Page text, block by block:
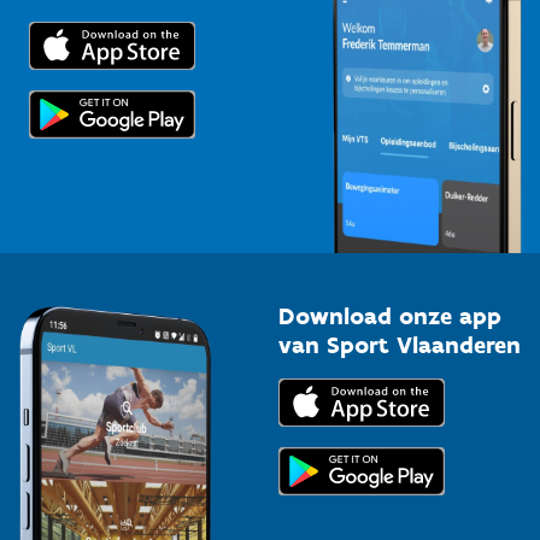
Trainers en begeleiders
Topsporters
Voor de pers
Download onze app
van Sport Vlaanderen